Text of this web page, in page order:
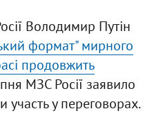
Володимир Путін
формат" мирного
продовжить
МЗС Росії заявило
участь у переговорах.